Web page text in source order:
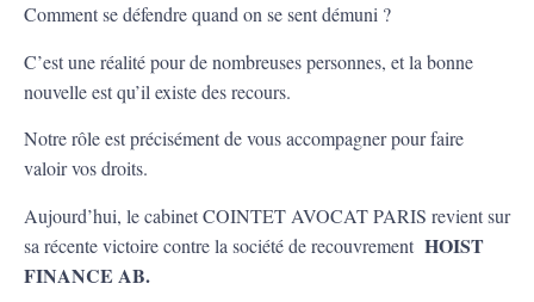
Comment se défendre quand on se sent démuni ?
C’est une réalité pour de nombreuses personnes, et la bonne
nouvelle est qu’il existe des recours.
Notre rôle est précisément de vous accompagner pour faire
valoir vos droits.
Aujourd’hui, le cabinet COINTET AVOCAT PARIS revient sur
sa récente victoire contre la société de recouvrement HOIST
FINANCE AB.